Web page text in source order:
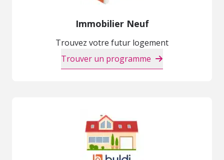
Immobilier Neuf
Trouvez votre futur logement
Trouver un programme